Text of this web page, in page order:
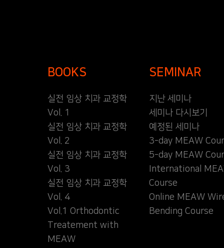
BOOKS
실전 임상 치과 교정학
Vol. 1
실전 임상 치과 교정학
Vol. 2
실전 임상 치과 교정학
Vol. 3
실전 임상 치과 교정학
Vol. 4
Vol.1 Orthodontic
Treatement with
MEAW
SEMINAR
지난 세미나
세미나 다시보기
예정된 세미나
3-day MEAW
5-day MEAW
International
Course
Online MEAW
Bending Course